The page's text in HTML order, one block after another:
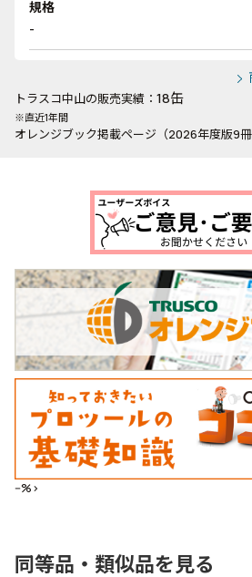
規格
-
トラスコ中山の販売実績： 18缶
※直近1年間
オレンジブック掲載ページ（2026年度版9冊
--%>
同等品・類似品を見る